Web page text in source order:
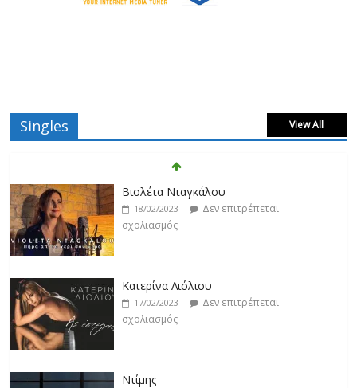
Singles View All
Βιολέτα Νταγκάλου
18/02/2023
Δεν επιτρέπεται
σχολιασμός
Κατερίνα Λιόλιου
17/02/2023
Δεν επιτρέπεται
σχολιασμός
Ντίμης